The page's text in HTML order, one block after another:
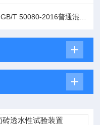
GB/T 50080-2016普通混凝土拌合物性能试验仪器